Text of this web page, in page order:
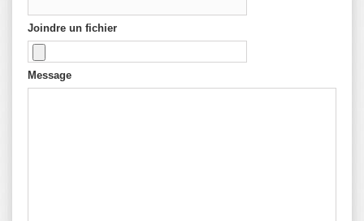
Joindre un fichier
Message